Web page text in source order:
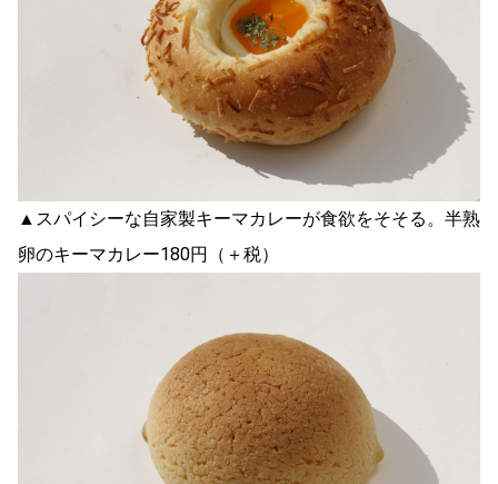
▲スパイシーな自家製キーマカレーが食欲をそそる。半熟
卵のキーマカレー180円（＋税）